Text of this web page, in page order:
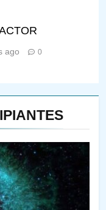
EL QUE
ago 0